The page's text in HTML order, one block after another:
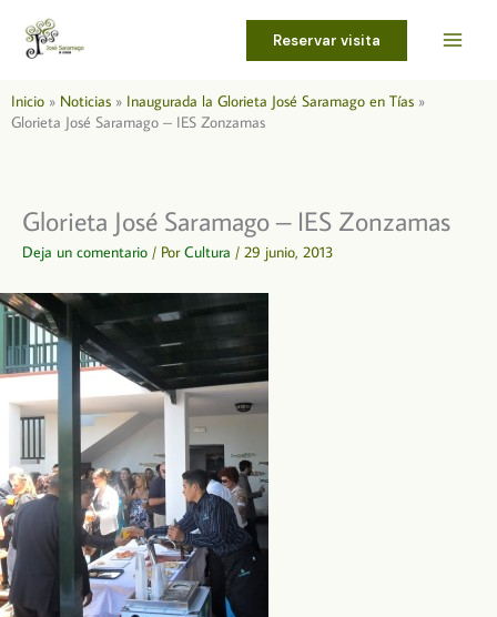
contenido
Reservar visita
Inicio Noticias
Inaugurada la Glorieta José Saramago en Tías
Glorieta José Saramago – IES Zonzamas
Glorieta José Saramago – IES Zonzamas
Deja un comentario / PorCultura / 29 junio, 2013